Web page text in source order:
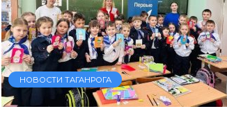
НОВОСТИ ТАГАНРОГА